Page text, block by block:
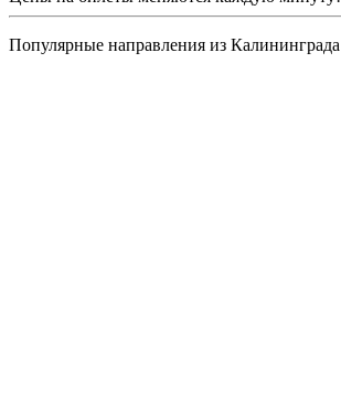
Популярные направления из Калининграда